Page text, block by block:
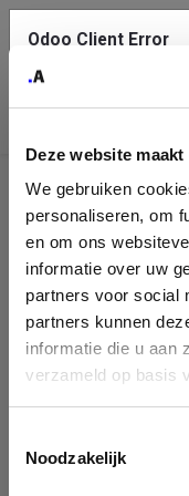
Deze website
We gebruiken
personaliseren, om
en om ons
informatie over uw
partners voor social
partners kunnen
informatie die u aan
verzameld op basis
Noodzakelijk
Company
Identification
Please fill in
You can search a
enterprise ID. When a
form. If you don't find
Odoo Client Error
service.
See details
Ok